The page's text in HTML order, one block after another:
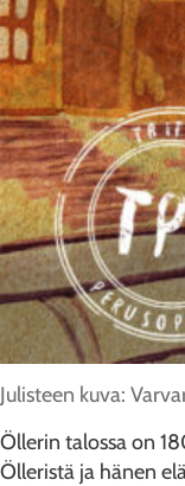
Julisteen kuva:
Öllerin talossa on
Ölleristä ja hänen